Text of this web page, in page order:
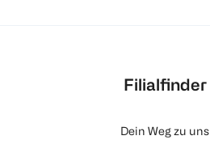
Filialfinder
Dein Weg zu uns